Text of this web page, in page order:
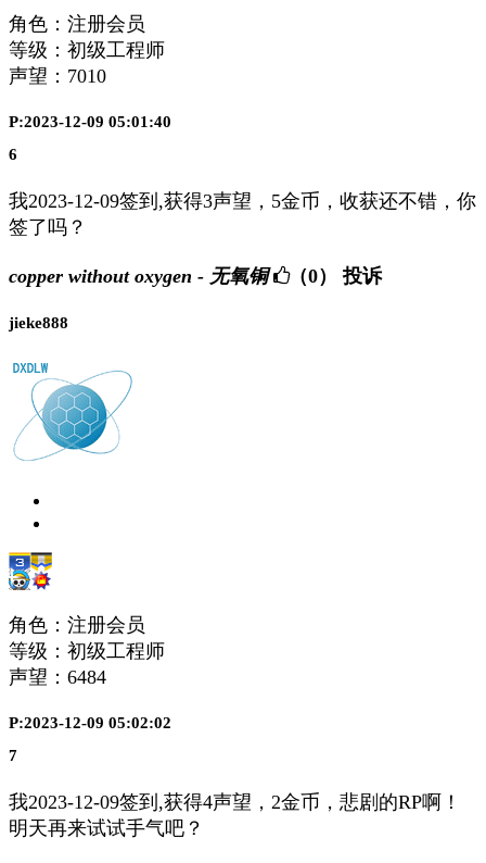
角色：注册会员
等级：初级工程师
声望： 7010
P:2023-12-09 05:01:40
6
我2023-12-09签到,获得3声望，5金币，收获还不错，你
签了吗？
copper without oxygen - 无氧铜 （0） 投诉
jieke888
角色：注册会员
等级：初级工程师
声望： 6484
P:2023-12-09 05:02:02
7
我2023-12-09签到,获得4声望，2金币，悲剧的RP啊！
明天再来试试手气吧？